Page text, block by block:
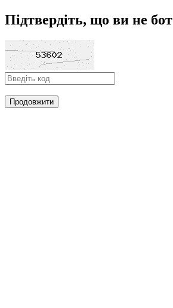
Підтвердіть, що ви не бот
Продовжити